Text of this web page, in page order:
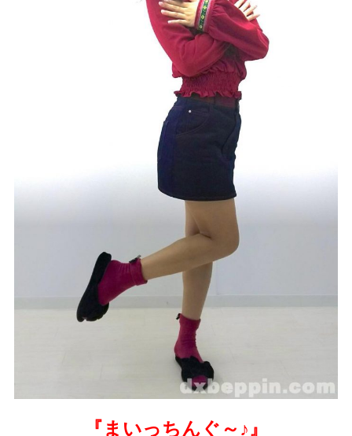
『まいっちんぐ～♪』